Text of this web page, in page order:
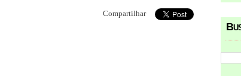
Compartilhar